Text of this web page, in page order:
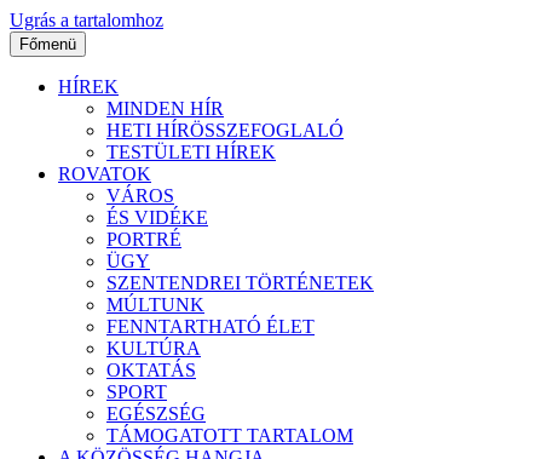
Ugrás a tartalomhoz
Főmenü
HÍREK
MINDEN HÍR
HETI HÍRÖSSZEFOGLALÓ
TESTÜLETI HÍREK
ROVATOK
VÁROS
ÉS VIDÉKE
PORTRÉ
ÜGY
SZENTENDREI TÖRTÉNETEK
MÚLTUNK
FENNTARTHATÓ ÉLET
KULTÚRA
OKTATÁS
SPORT
EGÉSZSÉG
TÁMOGATOTT TARTALOM